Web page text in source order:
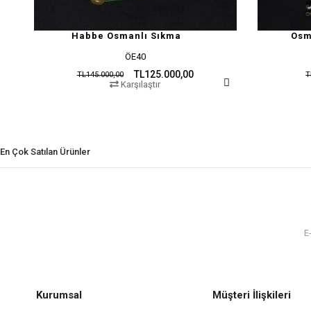
Habbe Osmanlı Sıkma
TL125.000,00
Osmanlı Miskevi
En Çok Satılan Ürünler
Kurumsal Müşteri İlişkileri